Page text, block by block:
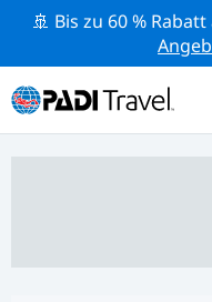
🚢 Bis zu 60 %